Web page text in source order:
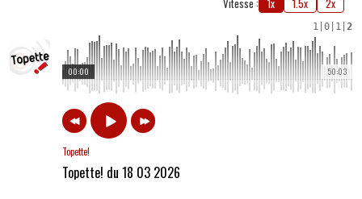
Vitesse : 1x 1.5x 2x
1 0 1 2
50:03
00:00
Topette!
Topette! du 18 03 2026